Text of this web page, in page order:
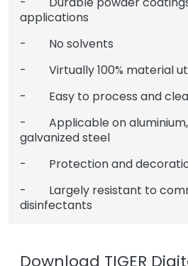
applications
- No solvents
- Virtually 100% material
- Easy to process and
- Applicable on aluminium,
galvanized steel
- Protection and
- Largely resistant to
disinfectants